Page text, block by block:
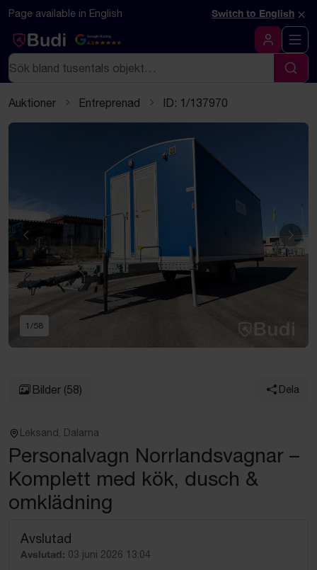
Hoppa till innehåll
Textbaserad (markdown) version av denna sida
Page available in English Switch to English ×
Google Rating
4.5
Logga in
Sök
Sök
Auktioner Entreprenad ID: 1/137970
Föregående
1 /58
Bilder (58) Dela
Leksand, Dalarna
Personalvagn Norrlandsvagnar –
Komplett med kök, dusch &
omklädning
Avslutad
Avslutad: 03 juni 2026 13:04